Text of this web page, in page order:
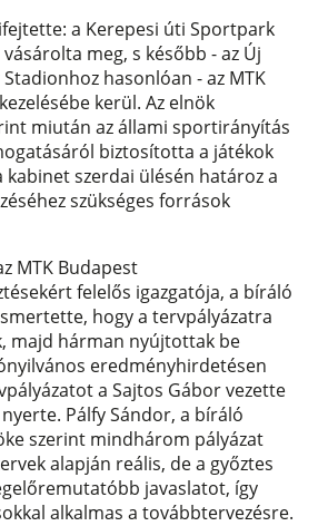
a Kerepesi úti Sportpark
meg, s később - az Új
hasonlóan - az MTK
kerül. Az elnök
miután az állami sportirányítás
biztosította a játékok
kabinet szerdai ülésén határoz a
szükséges források
MTK Budapest
felelős igazgatója, a bíráló
hogy a tervpályázatra
majd hárman nyújtottak be
eredményhirdetésen
a Sajtos Gábor vezette
Pálfy Sándor, a bíráló
szerint mindhárom pályázat
alapján reális, de a győztes
javaslatot, így
alkalmas a továbbtervezésre.